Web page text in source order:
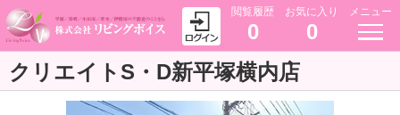
閲覧履歴
0
お気に入り
0
メニュー
クリエイトS・D新平塚横内店